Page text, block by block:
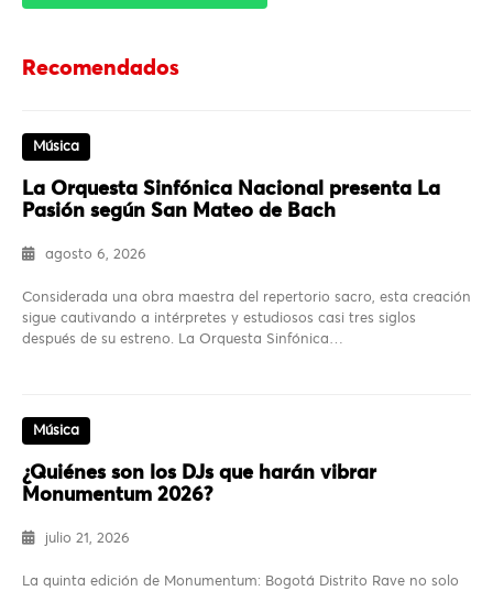
Recomendados
Música
La Orquesta Sinfónica Nacional presenta La
Pasión según San Mateo de Bach
agosto 6, 2026
Considerada una obra maestra del repertorio sacro, esta creación
sigue cautivando a intérpretes y estudiosos casi tres siglos
después de su estreno. La Orquesta Sinfónica…
Música
¿Quiénes son los DJs que harán vibrar
Monumentum 2026?
julio 21, 2026
La quinta edición de Monumentum: Bogotá Distrito Rave no solo